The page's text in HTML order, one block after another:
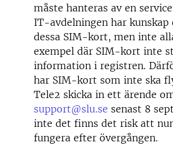
måste hanteras av en
IT-avdelningen har kunskap
dessa SIM-kort, men inte
exempel där SIM-kort inte
information i registren.
har SIM-kort som inte ska
Tele2 skicka in ett ärende
support@slu.se senast 8
inte det finns det risk att
fungera efter övergången.